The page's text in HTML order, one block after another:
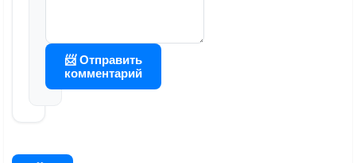
📨 Отправить
комментарий